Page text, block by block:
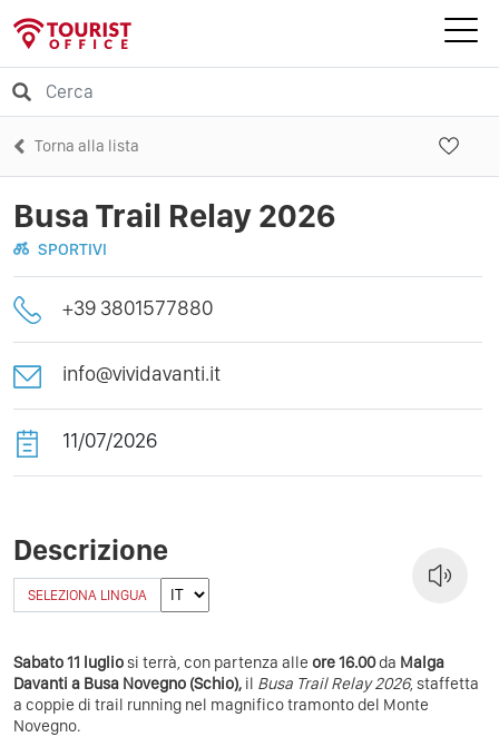
Torna alla lista
Busa Trail Relay 2026
SPORTIVI
+39 3801577880
info@vividavanti.it
11/07/2026
Descrizione
SELEZIONA LINGUA
Sabato 11 lugliosi terrà, con partenza alle ore 16.00da Malga
Davanti a Busa Novegno (Schio), il Busa Trail Relay 2026, staffetta
a coppie di trail running nel magnifico tramonto del Monte
Novegno.